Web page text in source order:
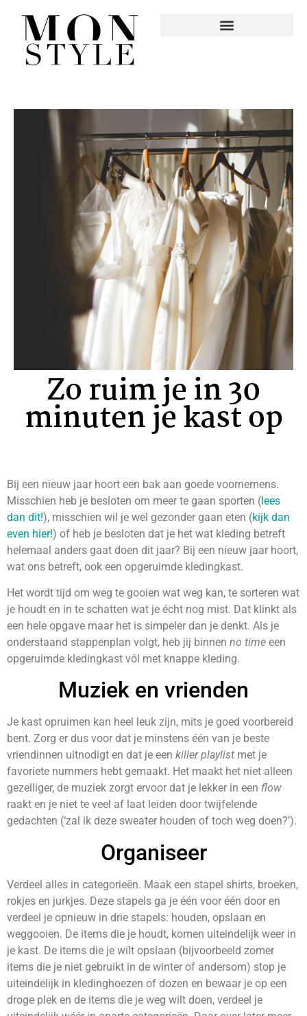
Zo ruim je in 30
minuten je kast op
Bij een nieuw jaar hoort een bak aan goede voornemens.
Misschien heb je besloten om meer te gaan sporten (lees
dan dit!), misschien wil je wel gezonder gaan eten (kijk dan
even hier!) of heb je besloten dat je het wat kleding betreft
helemaal anders gaat doen dit jaar? Bij een nieuw jaar hoort,
wat ons betreft, ook een opgeruimde kledingkast.
Het wordt tijd om weg te gooien wat weg kan, te sorteren wat
je houdt en in te schatten wat je écht nog mist. Dat klinkt als
een hele opgave maar het is simpeler dan je denkt. Als je
onderstaand stappenplan volgt, heb jij binnen no time een
opgeruimde kledingkast vól met knappe kleding.
Muziek en vrienden
Je kast opruimen kan heel leuk zijn, mits je goed voorbereid
bent. Zorg er dus voor dat je minstens één van je beste
vriendinnen uitnodigt en dat je een killer playlist met je
favoriete nummers hebt gemaakt. Het maakt het niet alleen
gezelliger, de muziek zorgt ervoor dat je lekker in een flow
raakt en je niet te veel af laat leiden door twijfelende
gedachten (‘zal ik deze sweater houden of toch weg doen?’).
Organiseer
Verdeel alles in categorieën. Maak een stapel shirts, broeken,
rokjes en jurkjes. Deze stapels ga je één voor één door en
verdeel je opnieuw in drie stapels: houden, opslaan en
weggooien. De items die je houdt, komen uiteindelijk weer in
je kast. De items die je wilt opslaan (bijvoorbeeld zomer
items die je niet gebruikt in de winter of andersom) stop je
uiteindelijk in kledinghoezen of dozen en bewaar je op een
droge plek en de items die je weg wilt doen, verdeel je